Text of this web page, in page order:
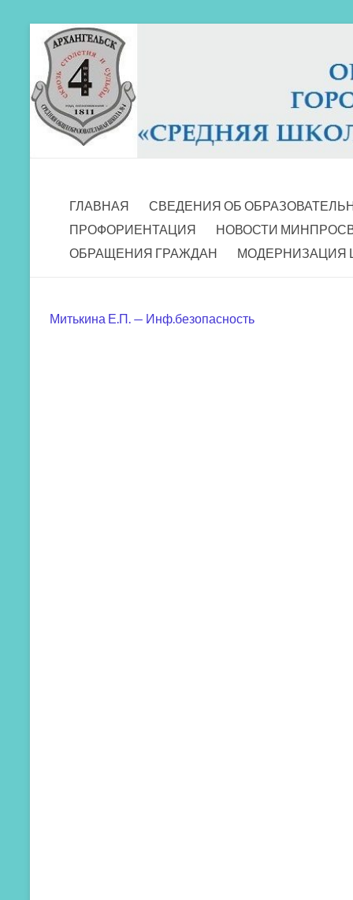
Перейти
содержимому
МБОУ СШ 4
ГЛАВНАЯ
СВЕДЕНИЯ ОБ
ПРОФОРИЕНТАЦИЯ
НОВОСТИ
ОБРАЩЕНИЯ ГРАЖДАН
МОДЕРНИЗАЦИЯ
Митькина Е.П. — Инф.безопасность